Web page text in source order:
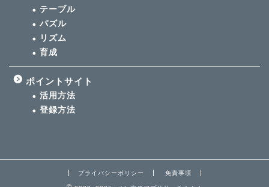
テーブル
パズル
リズム
育成
ポイントサイト
活用方法
登録方法
プライバシーポリシー 免責事項